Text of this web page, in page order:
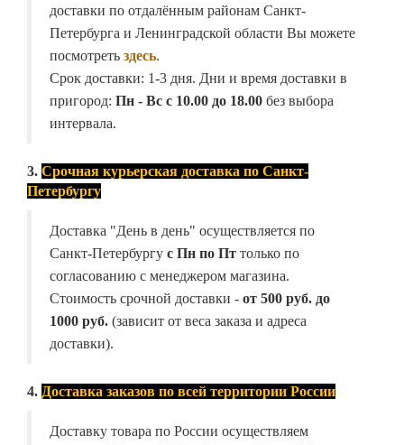
доставки по отдалённым районам Санкт-
Петербурга и Ленинградской области Вы можете
посмотреть здесь.
Срок доставки: 1-3 дня. Дни и время доставки в
пригород: Пн - Вс с 10.00 до 18.00 без выбора
интервала.
3. Срочная курьерская доставка по Санкт-
Петербургу
Доставка "День в день" осуществляется по
Санкт-Петербургу с Пн по Пт только по
согласованию с менеджером магазина.
Стоимость срочной доставки - от 500 руб. до
1000 руб. (зависит от веса заказа и адреса
доставки).
4. Доставка заказов по всей территории России
Доставку товара по России осуществляем